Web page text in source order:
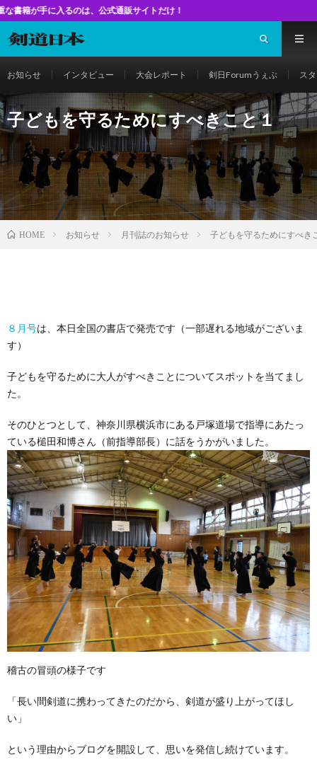
は、公式通販サイトだけ！
お知らせ インタビュー 大会レポート 剣日Forumうぇぶ ス
子どもを守るためにすべきこと１
HOME お知らせ 月刊誌のお知らせ 子どもを守るためにすべき
８月号は、本日全国の書店で発売です（一部遅れる地域がございま
す）
子どもを守るために大人がすべきことについてスポットを当てまし
た。
そのひとつとして、神奈川県横浜市にある戸塚道場で指導にあたっ
ている槌田和博さん（前指導部長）に話をうかがいました。
稽古の冒頭の様子です
「長い間剣道に携わってきたのだから、剣道が盛り上がってほし
い」
という理由からブログを開設して、思いを発信し続けています。